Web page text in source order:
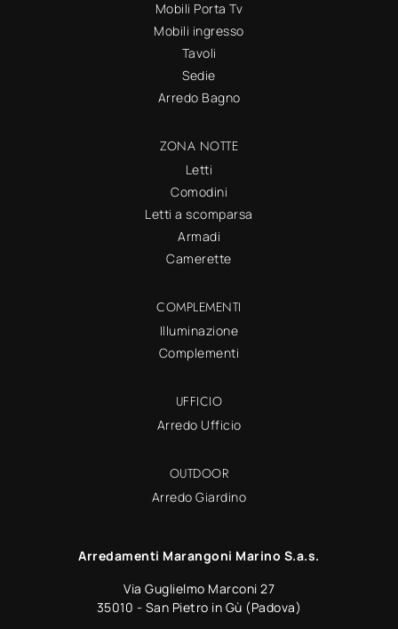
Mobili Porta Tv
Mobili ingresso
Tavoli
Sedie
Arredo Bagno
ZONA NOTTE
Letti
Comodini
Letti a scomparsa
Armadi
Camerette
COMPLEMENTI
Illuminazione
Complementi
UFFICIO
Arredo Ufficio
OUTDOOR
Arredo Giardino
Arredamenti Marangoni Marino S.a.s.
Via Guglielmo Marconi 27
35010 - San Pietro in Gù (Padova)